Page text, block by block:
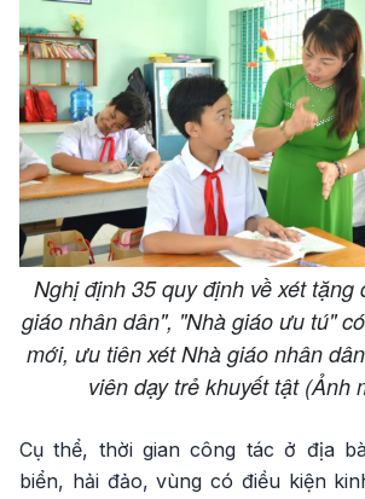
Nghị định 35 quy định về xét tặng
giáo nhân dân", "Nhà giáo ưu tú"
mới, ưu tiên xét Nhà giáo nhân
viên dạy trẻ khuyết tật (Ảnh
Cụ thể, thời gian công tác ở địa
biển, hải đảo, vùng có điều kiện